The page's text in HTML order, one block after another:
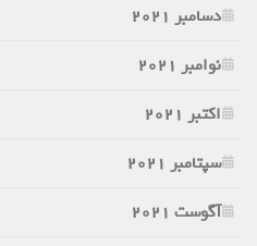
دسامبر 2021
نوامبر 2021
اکتبر 2021
سپتامبر 2021
آگوست 2021